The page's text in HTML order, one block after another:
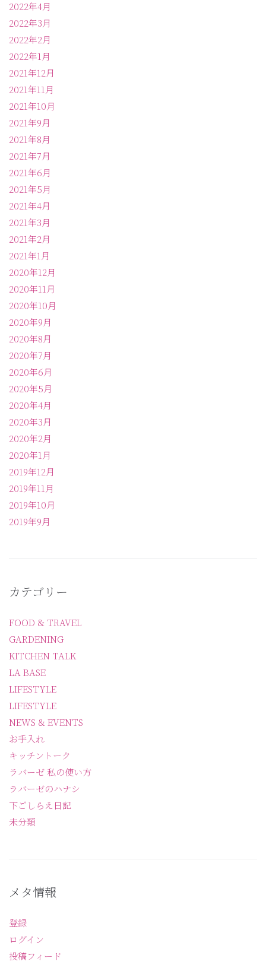
2022年4月
2022年3月
2022年2月
2022年1月
2021年12月
2021年11月
2021年10月
2021年9月
2021年8月
2021年7月
2021年6月
2021年5月
2021年4月
2021年3月
2021年2月
2021年1月
2020年12月
2020年11月
2020年10月
2020年9月
2020年8月
2020年7月
2020年6月
2020年5月
2020年4月
2020年3月
2020年2月
2020年1月
2019年12月
2019年11月
2019年10月
2019年9月
カテゴリー
FOOD & TRAVEL
GARDENING
KITCHEN TALK
LA BASE
LIFESTYLE
LIFESTYLE
NEWS & EVENTS
お手入れ
キッチントーク
ラバーゼ 私の使い方
ラバーゼのハナシ
下ごしらえ日記
未分類
メタ情報
登録
ログイン
投稿フィード